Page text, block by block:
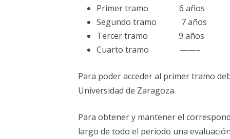
Primer tramo 6 años
Segundo tramo 7 años
Tercer tramo 9 años
Cuarto tramo ——–
Para poder acceder al primer tramo
Universidad de Zaragoza.
Para obtener y mantener el
largo de todo el periodo una